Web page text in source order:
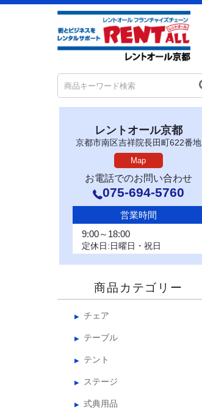
レントオール京都
京都市南区吉祥院長田町622番地
Map
お電話でのお問い合わせ
075-694-5760
営業時間
9:00～18:00
定休日:日曜日・祝日
商品カテゴリー
チェア
テーブル
テント
ステージ
式典用品